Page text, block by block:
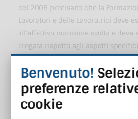
del 2008 precisano che la
Lavoratori e delle Lavoratrici deve
all'effettiva mansione svolta e deve
erogata rispetto agli aspetti
valutazione dei rischi.
È quindi obbligo del Datore di
contenuti di questo corso di
che siano sufficienti e adeguati ai
Benvenuto!
preferenze
cookie